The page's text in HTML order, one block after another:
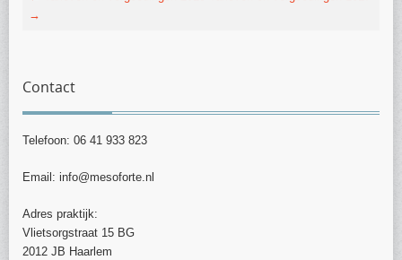
→
Contact
Telefoon: 06 41 933 823
Email: info@mesoforte.nl
Adres praktijk:
Vlietsorgstraat 15 BG
2012 JB Haarlem